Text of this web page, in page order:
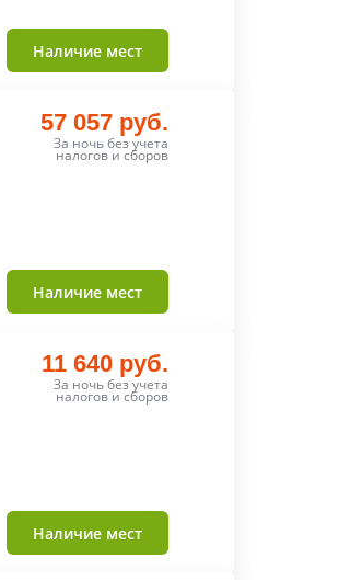
Наличие мест
57 057 руб.
За ночь без учета
налогов и сборов
Наличие мест
11 640 руб.
За ночь без учета
налогов и сборов
Наличие мест